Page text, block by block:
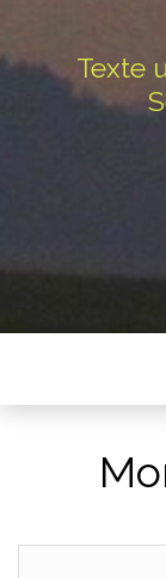
Texte